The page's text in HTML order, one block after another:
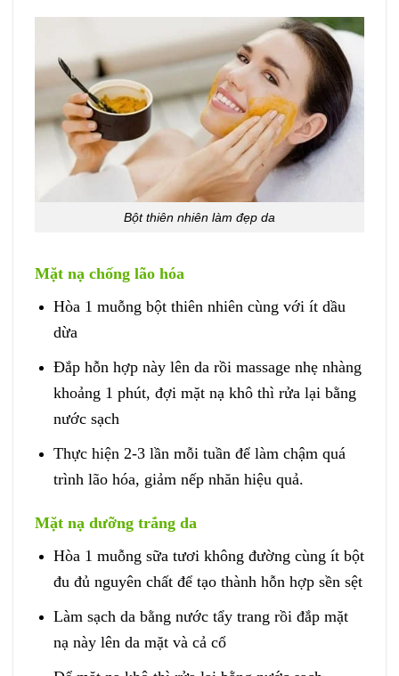
Bột thiên nhiên làm đẹp da
Mặt nạ chống lão hóa
Hòa 1 muỗng bột thiên nhiên cùng với ít dầu
dừa
Đắp hỗn hợp này lên da rồi massage nhẹ nhàng
khoảng 1 phút, đợi mặt nạ khô thì rửa lại bằng
nước sạch
Thực hiện 2-3 lần mỗi tuần để làm chậm quá
trình lão hóa, giảm nếp nhăn hiệu quả.
Mặt nạ dưỡng trắng da
Hòa 1 muỗng sữa tươi không đường cùng ít bột
đu đủ nguyên chất để tạo thành hỗn hợp sền sệt
Làm sạch da bằng nước tẩy trang rồi đắp mặt
nạ này lên da mặt và cả cổ